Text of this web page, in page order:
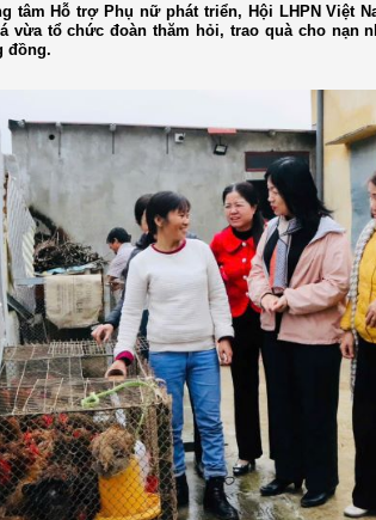
tâm Hỗ trợ Phụ nữ phát triển, Hội LHPN Việt
vừa tổ chức đoàn thăm hỏi, trao quà cho nạn
đồng.